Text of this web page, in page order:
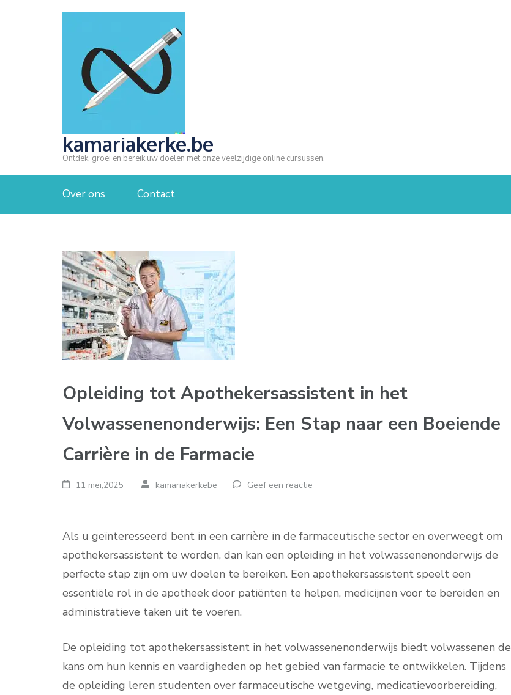
kamariakerke.be
Ontdek, groei en bereik uw doelen met onze veelzijdige online cursussen.
Over ons Contact
Opleiding tot Apothekersassistent in het
Volwassenenonderwijs: Een Stap naar een Boeiende
Carrière in de Farmacie
11 mei,2025 kamariakerkebe Geef een reactie
Als u geïnteresseerd bent in een carrière in de farmaceutische sector en overweegt om
apothekersassistent te worden, dan kan een opleiding in het volwassenenonderwijs de
perfecte stap zijn om uw doelen te bereiken. Een apothekersassistent speelt een
essentiële rol in de apotheek door patiënten te helpen, medicijnen voor te bereiden en
administratieve taken uit te voeren.
De opleiding tot apothekersassistent in het volwassenenonderwijs biedt volwassenen de
kans om hun kennis en vaardigheden op het gebied van farmacie te ontwikkelen. Tijdens
de opleiding leren studenten over farmaceutische wetgeving, medicatievoorbereiding,